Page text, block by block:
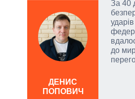
За 40
до
ДЕНИС
ПОПОВИЧ